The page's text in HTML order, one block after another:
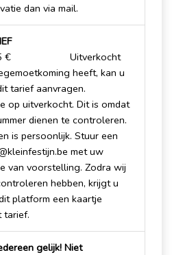
dan via mail.
€
Uitverkocht
heeft, kan u
tarief aanvragen.
op uitverkocht. Dit is omdat
dienen te controleren.
is persoonlijk. Stuur een
met uw
van voorstelling. Zodra wij
hebben, krijgt u
platform een kaartje
tarief.
gelijk! Niet